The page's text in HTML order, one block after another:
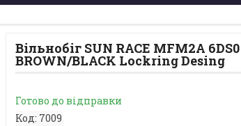
Вільнобіг SUN RACE MFM2A
BROWN/BLACK Lockring Desing
Готово до відправки
Код: 7009